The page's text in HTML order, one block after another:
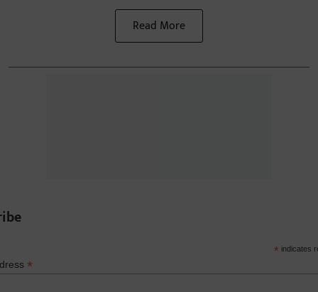
Read More
* indicates
*